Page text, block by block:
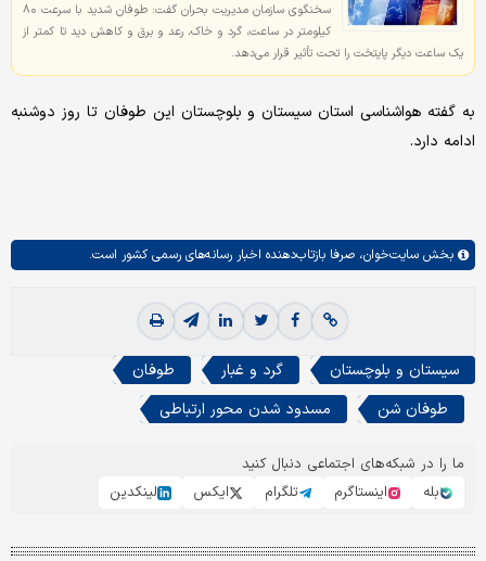
سخنگوی سازمان مدیریت بحران گفت: طوفان شدید با سرعت ۸۰
کیلومتر در ساعت، گرد و خاک، رعد و برق و کاهش دید تا کمتر از
یک ساعت دیگر پایتخت را تحت تأثیر قرار می‌دهد.
به گفته هواشناسی استان سیستان و بلوچستان این طوفان تا روز دوشنبه
ادامه دارد.
بخش سایت‌خوان، صرفا بازتاب‌دهنده اخبار رسانه‌های رسمی کشور است.
سیستان و بلوچستان گرد و غبار
طوفان
طوفان شن
مسدود شدن محور ارتباطی
ما را در شبکه‌های اجتماعی دنبال کنید
بله
اینستاگرم تلگرام ایکس لینکدین